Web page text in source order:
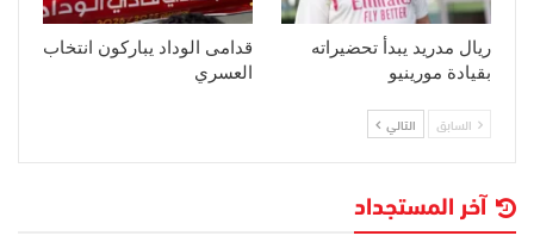
ريال مدريد يبدأ تحضيراته
بقيادة مورينيو
قدامى الوداد يباركون انتخاب
العسري
السابق التالي
آخر المستجداد